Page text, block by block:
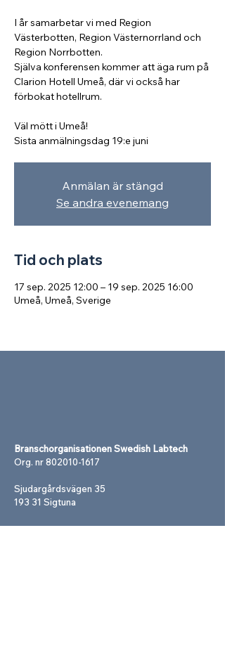
I år samarbetar vi med Region
Västerbotten, Region Västernorrland och
Region Norrbotten.
Själva konferensen kommer att äga rum på
Clarion Hotell Umeå, där vi också har
förbokat hotellrum.
Väl mött i Umeå!
Sista anmälningsdag 19:e juni
Anmälan är stängd
Se andra evenemang
Tid och plats
17 sep. 2025 12:00 – 19 sep. 2025 16:00
Umeå, Umeå, Sverige
Branschorganisationen Swedish Labtech
Org. nr802010-1617
Sjudargårdsvägen 35
193 31 Sigtuna